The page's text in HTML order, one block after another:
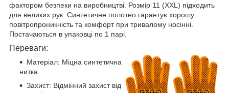
фактором безпеки на виробництві. Розмір 11 (XXL) підходить
для великих рук. Синтетичне полотно гарантує хорошу
повітропроникність та комфорт при тривалому носінні.
Постачаються в упаковці по 1 парі.
Переваги:
Матеріал: Міцна синтетична
нитка.
Захист: Відмінний захист від